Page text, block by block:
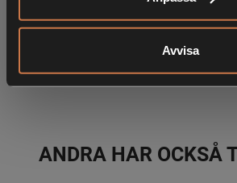
Avvisa
KÖPS OFTA
ANDRA HAR OCKSÅ